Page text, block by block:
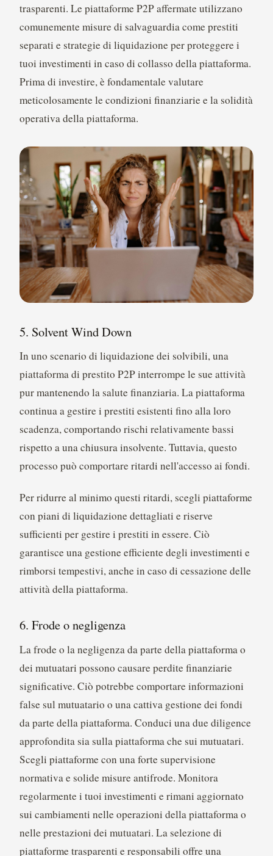
trasparenti. Le piattaforme P2P affermate utilizzano
comunemente misure di salvaguardia come prestiti
separati e strategie di liquidazione per proteggere i
tuoi investimenti in caso di collasso della piattaforma.
Prima di investire, è fondamentale valutare
meticolosamente le condizioni finanziarie e la solidità
operativa della piattaforma.
5. Solvent Wind Down
In uno scenario di liquidazione dei solvibili, una
piattaforma di prestito P2P interrompe le sue attività
pur mantenendo la salute finanziaria. La piattaforma
continua a gestire i prestiti esistenti fino alla loro
scadenza, comportando rischi relativamente bassi
rispetto a una chiusura insolvente. Tuttavia, questo
processo può comportare ritardi nell'accesso ai fondi.
Per ridurre al minimo questi ritardi, scegli piattaforme
con piani di liquidazione dettagliati e riserve
sufficienti per gestire i prestiti in essere. Ciò
garantisce una gestione efficiente degli investimenti e
rimborsi tempestivi, anche in caso di cessazione delle
attività della piattaforma.
6. Frode o negligenza
La frode o la negligenza da parte della piattaforma o
dei mutuatari possono causare perdite finanziarie
significative. Ciò potrebbe comportare informazioni
false sul mutuatario o una cattiva gestione dei fondi
da parte della piattaforma. Conduci una due diligence
approfondita sia sulla piattaforma che sui mutuatari.
Scegli piattaforme con una forte supervisione
normativa e solide misure antifrode. Monitora
regolarmente i tuoi investimenti e rimani aggiornato
sui cambiamenti nelle operazioni della piattaforma o
nelle prestazioni dei mutuatari. La selezione di
piattaforme trasparenti e responsabili offre una